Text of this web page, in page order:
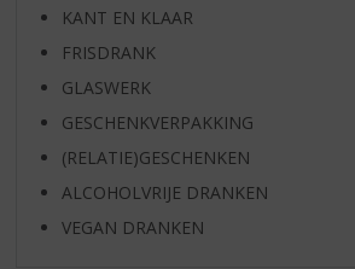
KANT EN KLAAR
FRISDRANK
GLASWERK
GESCHENKVERPAKKING
(RELATIE)GESCHENKEN
ALCOHOLVRIJE DRANKEN
VEGAN DRANKEN